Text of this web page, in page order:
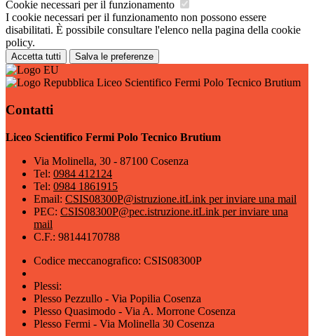
Cookie necessari per il funzionamento
I cookie necessari per il funzionamento non possono essere
disabilitati. È possibile consultare l'elenco nella pagina della cookie
policy.
Accetta tutti Salva le preferenze
Liceo Scientifico Fermi Polo Tecnico Brutium
Contatti
Liceo Scientifico Fermi Polo Tecnico Brutium
Via Molinella, 30 - 87100 Cosenza
Tel: 0984 412124
Tel: 0984 1861915
Email: CSIS08300P@istruzione.itLink per inviare una mail
PEC: CSIS08300P@pec.istruzione.itLink per inviare una
mail
C.F.: 98144170788
Codice meccanografico: CSIS08300P
Plessi:
Plesso Pezzullo - Via Popilia Cosenza
Plesso Quasimodo - Via A. Morrone Cosenza
Plesso Fermi - Via Molinella 30 Cosenza